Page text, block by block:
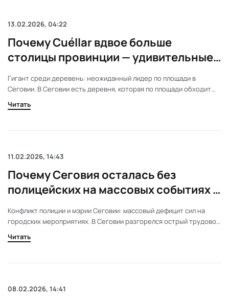
13.02.2026, 04:22
Почему Cuéllar вдвое больше
столицы провинции — удивительные
факты и детали
Гигант среди деревень: неожиданный лидер по площади в
Сеговии. В Сеговии есть деревня, которая по площади обходит
даже столицу. Уникальное сочетание средневековой
архитектуры и природы создало здесь особую атмосферу. Чем
Читать
11.02.2026, 14:43
Почему Сеговия осталась без
полицейских на массовых событиях и
что будет дальше
Конфликт полиции и мэрии Сеговии: массовый дефицит сил на
городских мероприятиях. В Сеговии разгорелся острый трудовой
конфликт между муниципальной полицией и властями. Из-за
споров о зарплатах и условиях работы город остался без охраны
Читать
08.02.2026, 14:41